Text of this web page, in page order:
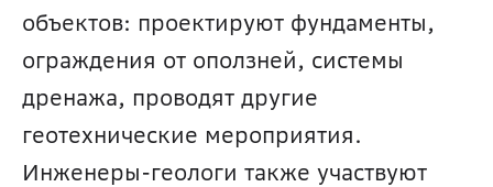
объектов: проектируют фундаменты,
ограждения от оползней, системы
дренажа, проводят другие
геотехнические мероприятия.
Инженеры-геологи также участвуют